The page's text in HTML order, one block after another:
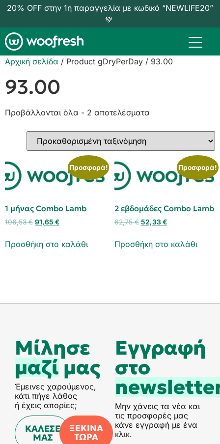
20% OFF στην 1η παραγγελία με κωδικό “NEWLIFE20”
💚
Αρχική σελίδα / Product gDryPerDay / 93.00
93.00
Προβάλλονται όλα - 2 αποτελέσματα
Προσφορά!
1 μήνας Combo Lamb
106,53€ 91,65 €
Προσθήκη στο καλάθι
Προσφορά!
2 εβδομάδες Combo Lamb
62,75€ 52,33€
Προσθήκη στο καλάθι
Μίλησε
μαζίμας
Έμεινες χαρούμενος,
κάτι πήγε λάθος
ή έχεις απορίες;
ΚΑΛΕΣΕ
ΜΑΣ
ΞΕΚΙΝΑ
ΤΩΡΑ
Eγγραφή
στο
Μην χάνεις τα νέα και
τις προσφορές μας
κάνε εγγραφή με ένα
κλικ.